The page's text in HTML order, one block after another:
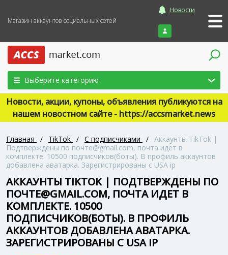
Магазин аккаунтов социальных сетей
Новости
Войти
Выберите категорию
Новости, акции, купоны, объявления публикуются на
нашем новостном сайте - https://accsmarket.news
Главная / TikTok / С подписчиками / Аккаунты TikTok |
Подтверждены по почте@gmail.com, почта идет в
комплекте. 10500 подписчиков(боты). В профиль аккаунтов
добавлена аватарка. Зарегистрированы с USA ip
АККАУНТЫ TIKTOK | ПОДТВЕРЖДЕНЫ ПО
ПОЧТЕ@GMAIL.COM, ПОЧТА ИДЕТ В
КОМПЛЕКТЕ. 10500
ПОДПИСЧИКОВ(БОТЫ). В ПРОФИЛЬ
АККАУНТОВ ДОБАВЛЕНА АВАТАРКА.
ЗАРЕГИСТРИРОВАНЫ С USA IP